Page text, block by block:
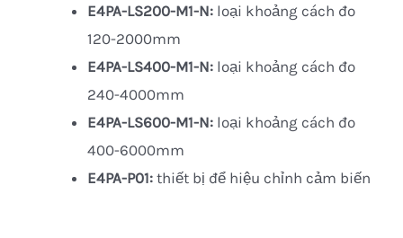
E4PA-LS200-M1-N: loại khoảng cách đo
120-2000mm
E4PA-LS400-M1-N: loại khoảng cách đo
240-4000mm
E4PA-LS600-M1-N: loại khoảng cách đo
400-6000mm
E4PA-P01: thiết bị để hiệu chỉnh cảm biến